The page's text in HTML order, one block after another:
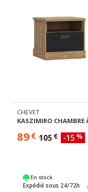
CHEVET
KASZIMIRO CHAMBRE
89€ 105€ -15 %
En stock
Expédié sous 24/72h